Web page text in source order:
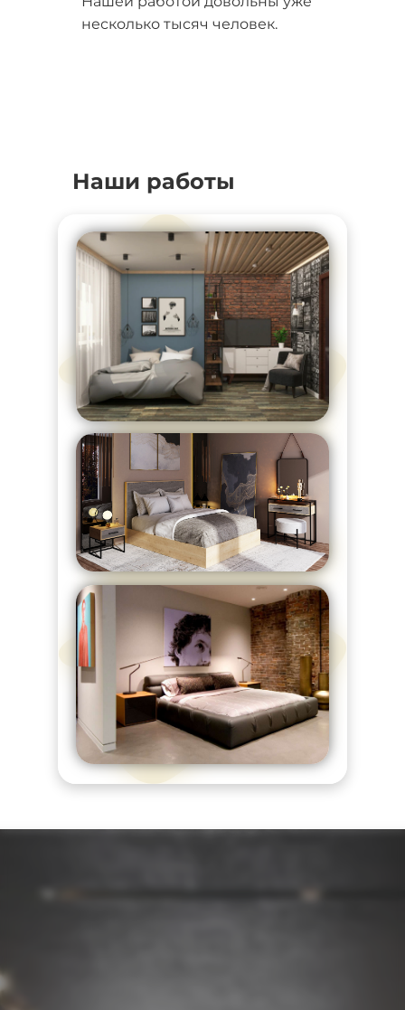
несколько тысяч человек.
Наши работы